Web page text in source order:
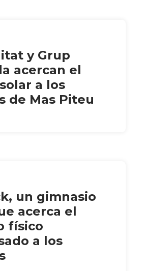
y Grup
acercan el
a los
de Mas Piteu
un gimnasio
acerca el
físico
a los